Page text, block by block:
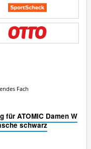
für ATOMIC Damen W
schwarz
Fach